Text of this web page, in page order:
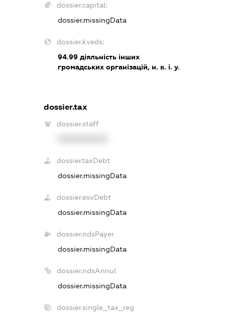
dossier.capital:
dossier.missingData
dossier.kveds:
94.99діяльність інших
громадських організацій, н. в. і. у.
dossier.tax
dossier.staff
dossier.taxDebt
dossier.missingData
dossier.esvDebt
dossier.missingData
dossier.ndsPayer
dossier.missingData
dossier.ndsAnnul
dossier.missingData
dossier.single_tax_reg